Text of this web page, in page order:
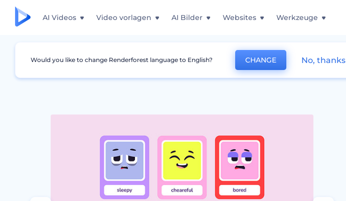
AI Videos Video vorlagen AI Bilder Websites Werkzeuge
Grafiken Lernkarte Farbenfrohe Kartenvorlagen
Would you like to change Renderforest language to English? CHANGE No, thanks